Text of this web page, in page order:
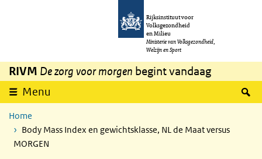
Overslaan en naar de inhoud gaan
Rijksinstituut voor
Volksgezondheid
en Milieu
Ministerie van Volksgezondheid,
Welzijn en Sport
RIVM De zorg voor morgen begint vandaag
Menu
Home
Body Mass Index en gewichtsklasse, NL de Maat versus
MORGEN